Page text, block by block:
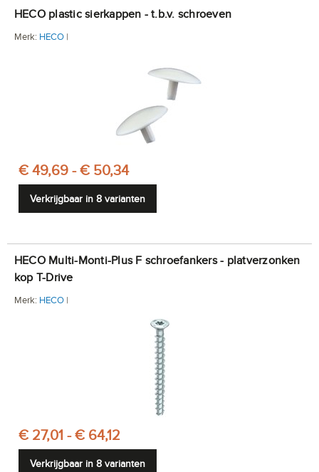
HECO plastic sierkappen - t.b.v. schroeven
Merk: HECO |
€ 49,69 - € 50,34
Verkrijgbaar in 8 varianten
HECO Multi-Monti-Plus F schroefankers - platverzonken
kop T-Drive
Merk: HECO |
€ 27,01 - € 64,12
Verkrijgbaar in 8 varianten